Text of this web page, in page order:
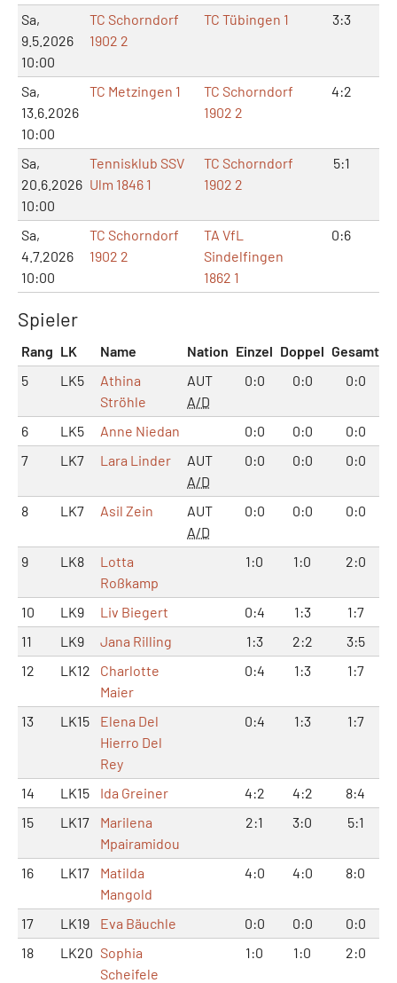
Sa,
9.5.2026
10:00
TC Schorndorf
1902 2
TC Tübingen 1 3:3
Sa,
13.6.2026
10:00
TC Metzingen 1
TC Schorndorf
1902 2
4:2
Sa,
20.6.2026
10:00
Tennisklub SSV
Ulm 1846 1
TC Schorndorf
1902 2
5:1
Sa,
4.7.2026
10:00
TC Schorndorf
1902 2
TA VfL
Sindelfingen
1862 1
0:6
Spieler
Rang LK Name Nation Einzel Doppel Gesamt
5
LK5
Athina
Ströhle
AUT
A/D
0:0 0:0 0:0
6 LK5 Anne Niedan 0:0 0:0
0:0
7
LK7 Lara Linder
AUT
A/D
0:0 0:0 0:0
8 LK7 Asil Zein
AUT
A/D
0:0 0:0 0:0
9 LK8
Lotta
Roßkamp
1:0 1:0 2:0
10 LK9 Liv Biegert 0:4 1:3
1:7
11
LK9 Jana Rilling 1:3 2:2
3:5
12
LK12
Charlotte
Maier
0:4 1:3 1:7
13 LK15
Elena Del
Hierro Del
Rey
0:4 1:3 1:7
14 LK15 Ida Greiner 4:2 4:2
8:4
15
LK17
Marilena
Mpairamidou
2:1 3:0 5:1
16 LK17
Matilda
Mangold
4:0 4:0 8:0
17 LK19 Eva Bäuchle 0:0 0:0
0:0
18
LK20 Sophia
Scheifele
1:0 1:0 2:0